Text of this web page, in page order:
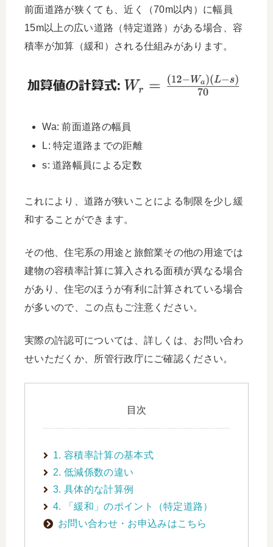
前面道路が狭くても、近く（70m以内）に幅員
15m以上の広い道路（特定道路）がある場合、容
積率が加算（緩和）される仕組みがあります。
Wa​: 前面道路の幅員
L: 特定道路までの距離
s: 道路幅員による定数
これにより、道路が狭いことによる制限を少し緩
和することができます。
その他、住宅系の用途と旅館業その他の用途では
建物の容積率計算に算入される面積が異なる場合
があり、住宅のほうが有利に計算されている場合
が多いので、この点もご注意ください。
実際の許認可については、詳しくは、お問い合わ
せいただくか、所管行政庁にご確認ください。
目次
1. 容積率計算の基本式
2. 低減係数の違い
3. 具体的な計算例
4. 「緩和」のポイント（特定道路）
お問い合わせ・お申込みはこちら